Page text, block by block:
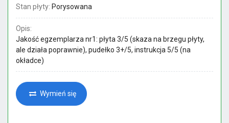
Stan płyty: Porysowana
Opis:
Jakość egzemplarza nr1: płyta 3/5 (skaza na brzegu płyty,
ale działa poprawnie), pudełko 3+/5, instrukcja 5/5 (na
okładce)
Wymień się